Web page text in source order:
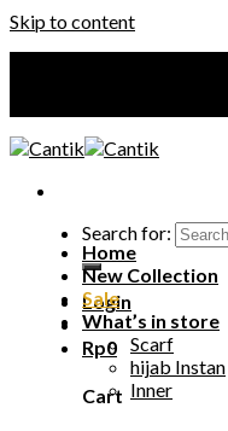
Skip to content
Search for:
Login
Rp0
Cart
Home
New Collection
Sale
What’s in store
Scarf
hijab Instan
Inner